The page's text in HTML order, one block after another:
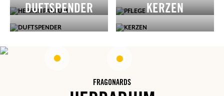
DUFTSPENDER
KERZEN
FRAGONARDS